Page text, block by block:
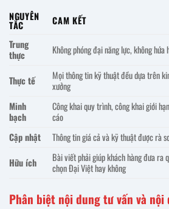
NGUYÊN
TẮC
CAM KẾT
Trung
thực
Không phóng đại năng lực, không hứa
Thực tế
Mọi thông tin kỹ thuật đều dựa trên
xưởng
Minh
bạch
Công khai quy trình, công khai giới
cáo
Cập nhật
Thông tin giá cả và kỹ thuật được rà
Hữu ích
Bài viết phải giúp khách hàng đưa
chọn Đại Việt hay không
Phân biệt nội dung tư vấn và